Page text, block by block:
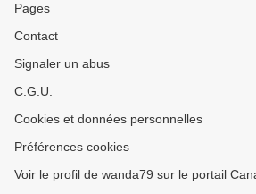
Pages
Contact
Signaler un abus
C.G.U.
Cookies et données personnelles
Préférences cookies
Voir le profil de wanda79 sur le portail